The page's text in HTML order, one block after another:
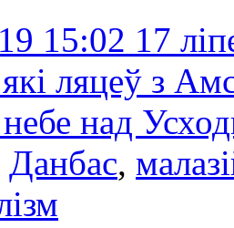
15:02 17
ляцеў з
небе над
Данбас,